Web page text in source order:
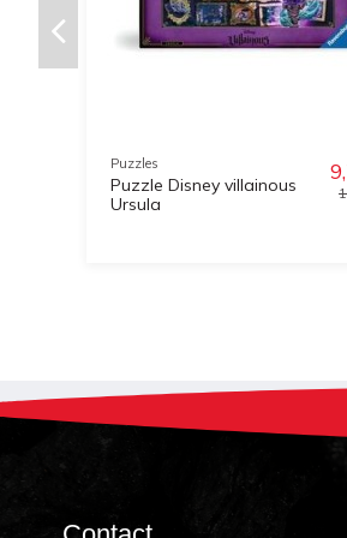
Puzzles
Puzzle Disney villainous
Ursula